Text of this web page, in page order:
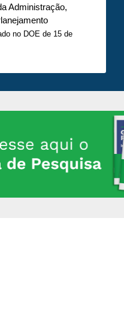
Administração,
no DOE de 15 de